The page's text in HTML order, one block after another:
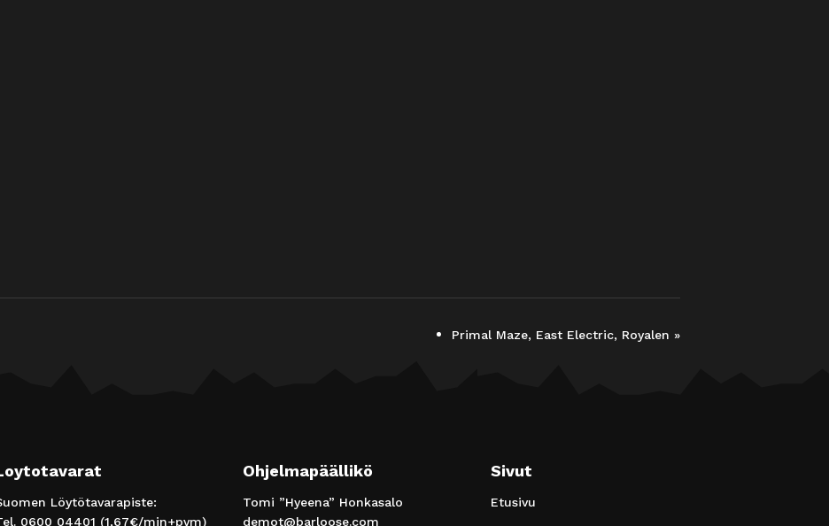
Primal Maze, East Electric, Royalen »
Löytötavarapiste:
0600 04401 (1,67€/min+pvm)
Ohjelmapäällikö
Tomi ”Hyeena” Honkasalo
demot@barloose.com
Sivut
Etusivu